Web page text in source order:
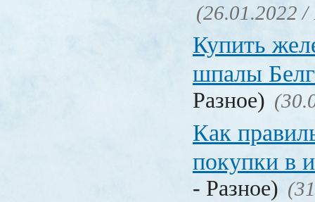
(26.01.2022 /
Купить
шпалы
Разное)
Как
покупки в
- Разное)